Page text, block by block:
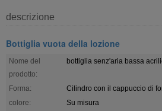
descrizione
Bottiglia vuota della lozione
Nome del
prodotto:
bottiglia senz'aria bassa
Forma:
Cilindro con il cappuccio di
colore:
Su misura